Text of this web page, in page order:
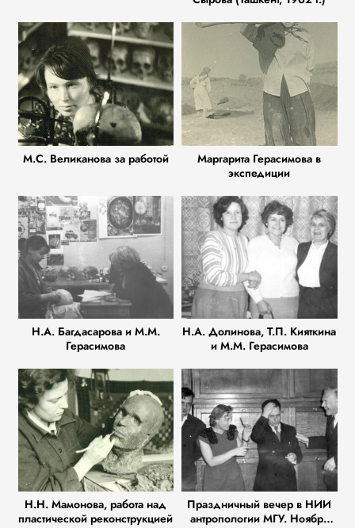
М.С. Великанова за работой
Маргарита Герасимова в
экспедиции
Н.А. Багдасарова и М.М.
Герасимова
Н.А. Долинова, Т.П. Кияткина
и М.М. Герасимова
Н.Н. Мамонова, работа над
пластической реконструкцией
Праздничный вечер в НИИ
антропологии МГУ. Ноябрь